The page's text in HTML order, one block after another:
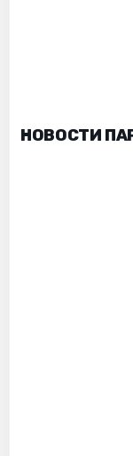
НОВОСТИ